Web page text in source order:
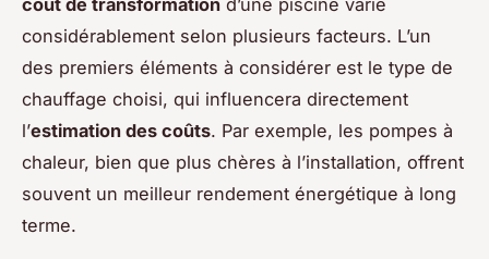
considérablement selon plusieurs facteurs. L’un
des premiers éléments à considérer est le type de
chauffage choisi, qui influencera directement
l’estimation des coûts. Par exemple, les pompes à
chaleur, bien que plus chères à l’installation, offrent
souvent un meilleur rendement énergétique à long
terme.